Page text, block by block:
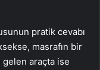
pratik cevabı
masrafın bir
gelen araçta ise